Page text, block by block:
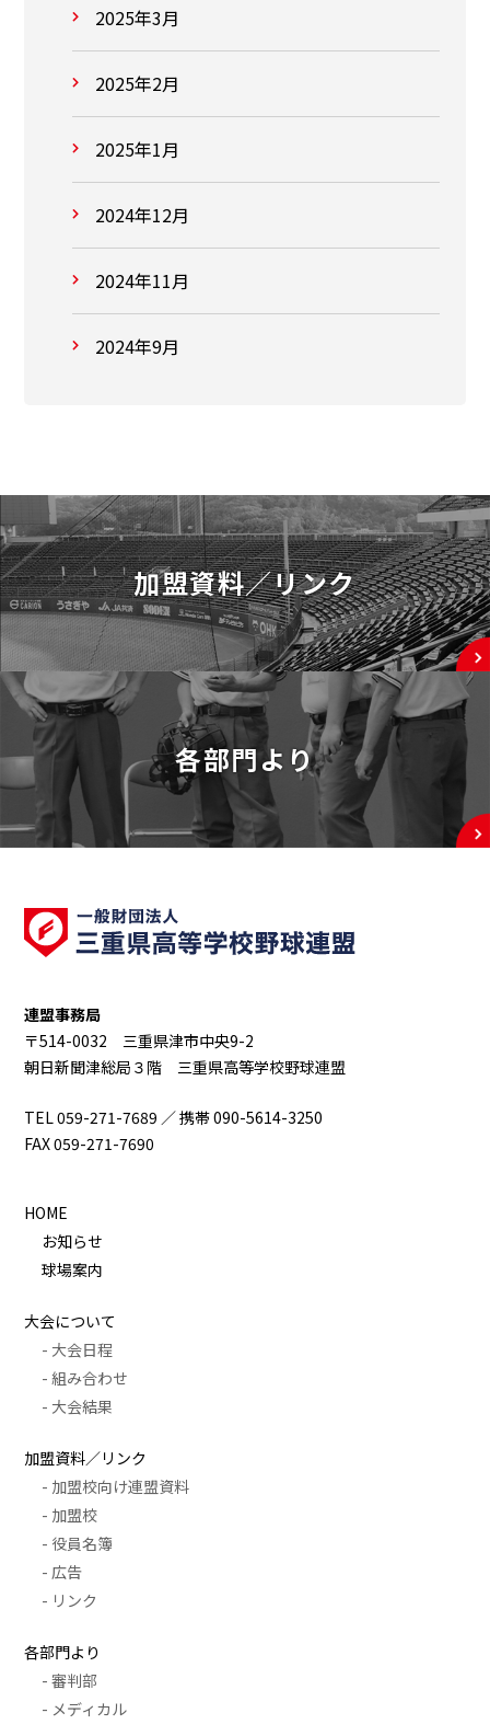
2025年3月
2025年2月
2025年1月
2024年12月
2024年11月
2024年9月
加盟資料／リンク
各部門より
連盟事務局
〒514-0032 三重県津市中央9-2
朝日新聞津総局３階 三重県高等学校野球連盟
TEL 059-271-7689 ／ 携帯 090-5614-3250
FAX 059-271-7690
HOME
お知らせ
球場案内
大会について
- 大会日程
- 組み合わせ
- 大会結果
加盟資料／リンク
- 加盟校向け連盟資料
- 加盟校
- 役員名簿
- 広告
- リンク
各部門より
- 審判部
- メディカル